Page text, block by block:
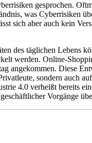
gesprochen.
was Cyberrisiken
sich aber auch kein
des täglichen Lebens
werden. Online-
angekommen. Diese
sondern auch
4.0 verheißt bereits
Vorgänge